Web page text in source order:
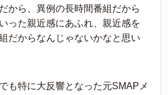
から、異例の長時間番組だから
った親近感にあふれ、親近感を
だからなんじゃないかなと思い
も特に大反響となった元SMAPメ